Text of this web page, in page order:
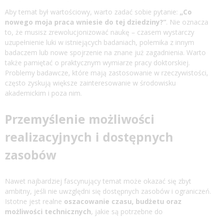
Aby temat był wartościowy, warto zadać sobie pytanie: „Co
nowego moja praca wniesie do tej dziedziny?”. Nie oznacza
to, że musisz zrewolucjonizować naukę – czasem wystarczy
uzupełnienie luki w istniejących badaniach, polemika z innym
badaczem lub nowe spojrzenie na znane już zagadnienia. Warto
także pamiętać o praktycznym wymiarze pracy doktorskiej.
Problemy badawcze, które mają zastosowanie w rzeczywistości,
często zyskują większe zainteresowanie w środowisku
akademickim i poza nim.
Przemyślenie możliwości
realizacyjnych i dostępnych
zasobów
Nawet najbardziej fascynujący temat może okazać się zbyt
ambitny, jeśli nie uwzględni się dostępnych zasobów i ograniczeń.
Istotne jest realne oszacowanie czasu, budżetu oraz
możliwości technicznych, jakie są potrzebne do